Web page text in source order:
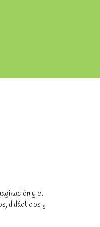
y el
didácticos y